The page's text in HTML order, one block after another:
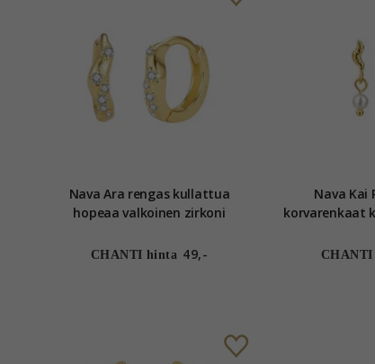
Nava Ara rengas kullattua
hopeaa valkoinen zirkoni
CHANTI hinta 49,-
Nava Kai